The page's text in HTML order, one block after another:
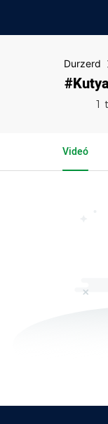
Durzerd
1
Videó